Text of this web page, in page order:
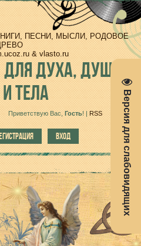
Версия для слабовидящих
ПЕСНИ, МЫСЛИ, РОДОВОЕ
& vlasto.ru
ДУХА, ДУШИ,
ТЕЛА
Приветствую Вас, Гость! | RSS
ВХОД